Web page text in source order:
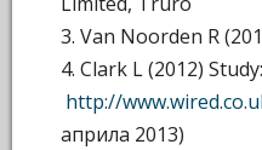
3. Van Noorden R
4. Clark L (2012)
http://
априла 2013)